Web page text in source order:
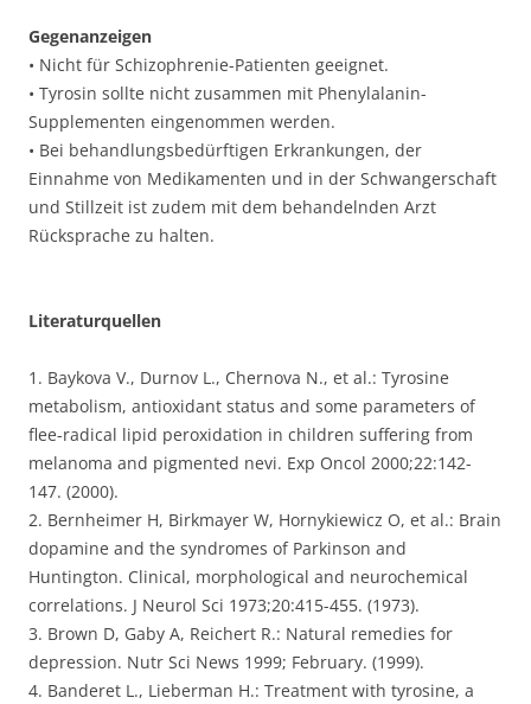
Gegenanzeigen
• Nicht für Schizophrenie-Patienten geeignet.
• Tyrosin sollte nicht zusammen mit Phenylalanin-
Supplementen eingenommen werden.
• Bei behandlungsbedürftigen Erkrankungen, der
Einnahme von Medikamenten und in der Schwangerschaft
und Stillzeit ist zudem mit dem behandelnden Arzt
Rücksprache zu halten.
Literaturquellen
1. Baykova V., Durnov L., Chernova N., et al.: Tyrosine
metabolism, antioxidant status and some parameters of
flee-radical lipid peroxidation in children suffering from
melanoma and pigmented nevi. Exp Oncol 2000;22:142-
147. (2000).
2. Bernheimer H, Birkmayer W, Hornykiewicz O, et al.: Brain
dopamine and the syndromes of Parkinson and
Huntington. Clinical, morphological and neurochemical
correlations. J Neurol Sci 1973;20:415-455. (1973).
3. Brown D, Gaby A, Reichert R.: Natural remedies for
depression. Nutr Sci News 1999; February. (1999).
4. Banderet L., Lieberman H.: Treatment with tyrosine, a